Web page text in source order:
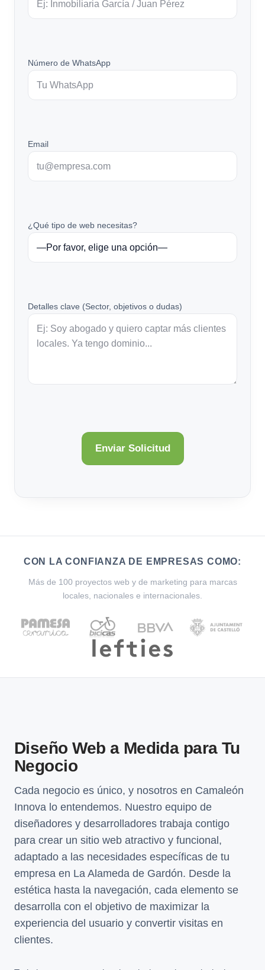
Número de WhatsApp
Email
¿Qué tipo de web necesitas?
Detalles clave (Sector, objetivos o dudas)
CON LA CONFIANZA DE EMPRESAS COMO:
Más de 100 proyectos web y de marketing para marcas
locales, nacionales e internacionales.
Diseño Web a Medida para Tu
Negocio
Cada negocio es único, y nosotros en Camaleón
Innova lo entendemos. Nuestro equipo de
diseñadores y desarrolladores trabaja contigo
para crear un sitio web atractivo y funcional,
adaptado a las necesidades específicas de tu
empresa en La Alameda de Gardón. Desde la
estética hasta la navegación, cada elemento se
desarrolla con el objetivo de maximizar la
experiencia del usuario y convertir visitas en
clientes.